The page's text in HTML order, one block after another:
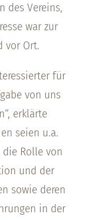
des Vereins,
war zur
vor Ort.
für
von uns
erklärte
seien u.a.
Rolle von
und der
sowie deren
in der